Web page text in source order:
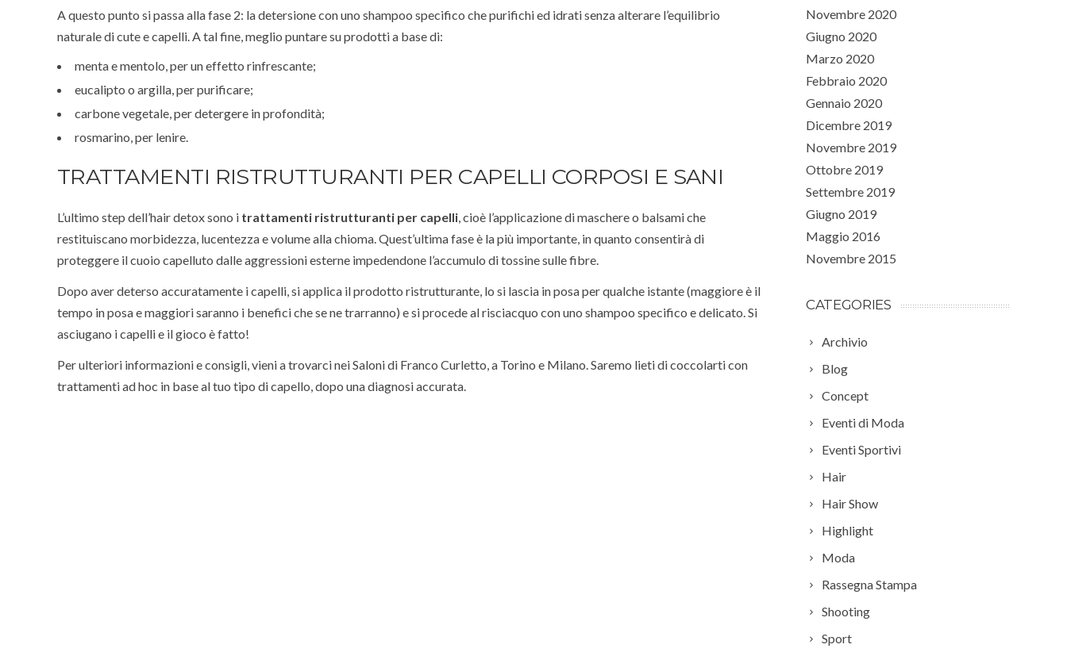
A questo punto si passa alla fase 2: la detersione con uno shampoo specifico che purifichi ed idrati senza alterare l’equilibrio
naturale di cute e capelli. A tal fine, meglio puntare su prodotti a base di:
menta e mentolo, per un effetto rinfrescante;
eucalipto o argilla, per purificare;
carbone vegetale, per detergere in profondità;
rosmarino, per lenire.
TRATTAMENTI RISTRUTTURANTI PER CAPELLI CORPOSI E SANI
L’ultimo step dell’hair detox sono i trattamenti ristrutturanti per capelli, cioè l’applicazione di maschere o balsami che
restituiscano morbidezza, lucentezza e volume alla chioma. Quest’ultima fase è la più importante, in quanto consentirà di
proteggere il cuoio capelluto dalle aggressioni esterne impedendone l’accumulo di tossine sulle fibre.
Dopo aver deterso accuratamente i capelli, si applica il prodotto ristrutturante, lo si lascia in posa per qualche istante (maggiore è il
tempo in posa e maggiori saranno i benefici che se ne trarranno) e si procede al risciacquo con uno shampoo specifico e delicato. Si
asciugano i capelli e il gioco è fatto!
Per ulteriori informazioni e consigli, vieni a trovarci nei Saloni di Franco Curletto, a Torino e Milano. Saremo lieti di coccolarti con
trattamenti ad hoc in base al tuo tipo di capello, dopo una diagnosi accurata.
Novembre 2020
Giugno 2020
Marzo 2020
Febbraio 2020
Gennaio 2020
Dicembre 2019
Novembre 2019
Ottobre 2019
Settembre 2019
Giugno 2019
Maggio 2016
Novembre 2015
CATEGORIES
Archivio
Blog
Concept
Eventi di Moda
Eventi Sportivi
Hair
Hair Show
Highlight
Moda
Rassegna Stampa
Shooting
Sport